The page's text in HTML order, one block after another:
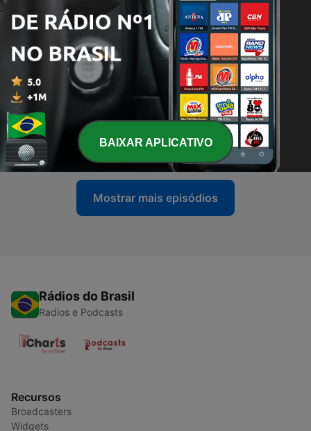
358 -
Quem tem dívida para receber do Governo
Federal pode se preparar pra, infelizmente, não
receber tão cedo
05 ago. 2021
357 - O desfecho da polêmica envolvendo o advogado
que quer fazer parte da Polícia Civil de Minas
04 ago. 2021
356 - Vacinação à noite
03 ago. 2021
Mostrar mais episódios
Rádios do Brasil
Radios e Podcasts
Recursos
Broadcasters
Widgets
BAIXAR APLICATIVO